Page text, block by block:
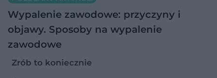
Wypalenie zawodowe: przyczyny i
objawy. Sposoby na wypalenie
zawodowe
Zrób to koniecznie